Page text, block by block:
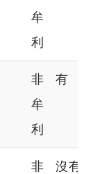
牟
利
非
牟
利
有
非
沒有